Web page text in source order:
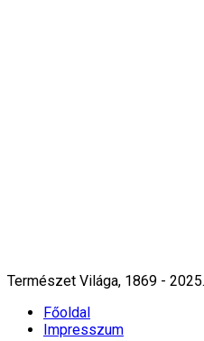
Természet Világa, 1869 -
Főoldal
Impresszum